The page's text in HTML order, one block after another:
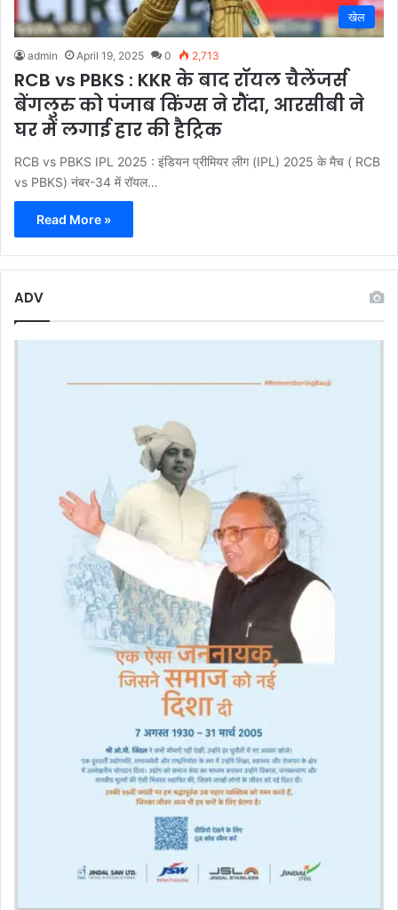
खेल
admin April 19, 2025 0 2,713
RCB vs PBKS : KKR के बाद रॉयल चैलेंजर्स
बेंगलुरु को पंजाब किंग्स ने रौंदा, आरसीबी ने
घर में लगाई हार की हैट्रिक
RCB vs PBKS IPL 2025 : इंडियन प्रीमियर लीग (IPL) 2025 के मैच ( RCB
vs PBKS) नंबर-34 में रॉयल…
Read More »
ADV